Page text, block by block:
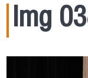
Img